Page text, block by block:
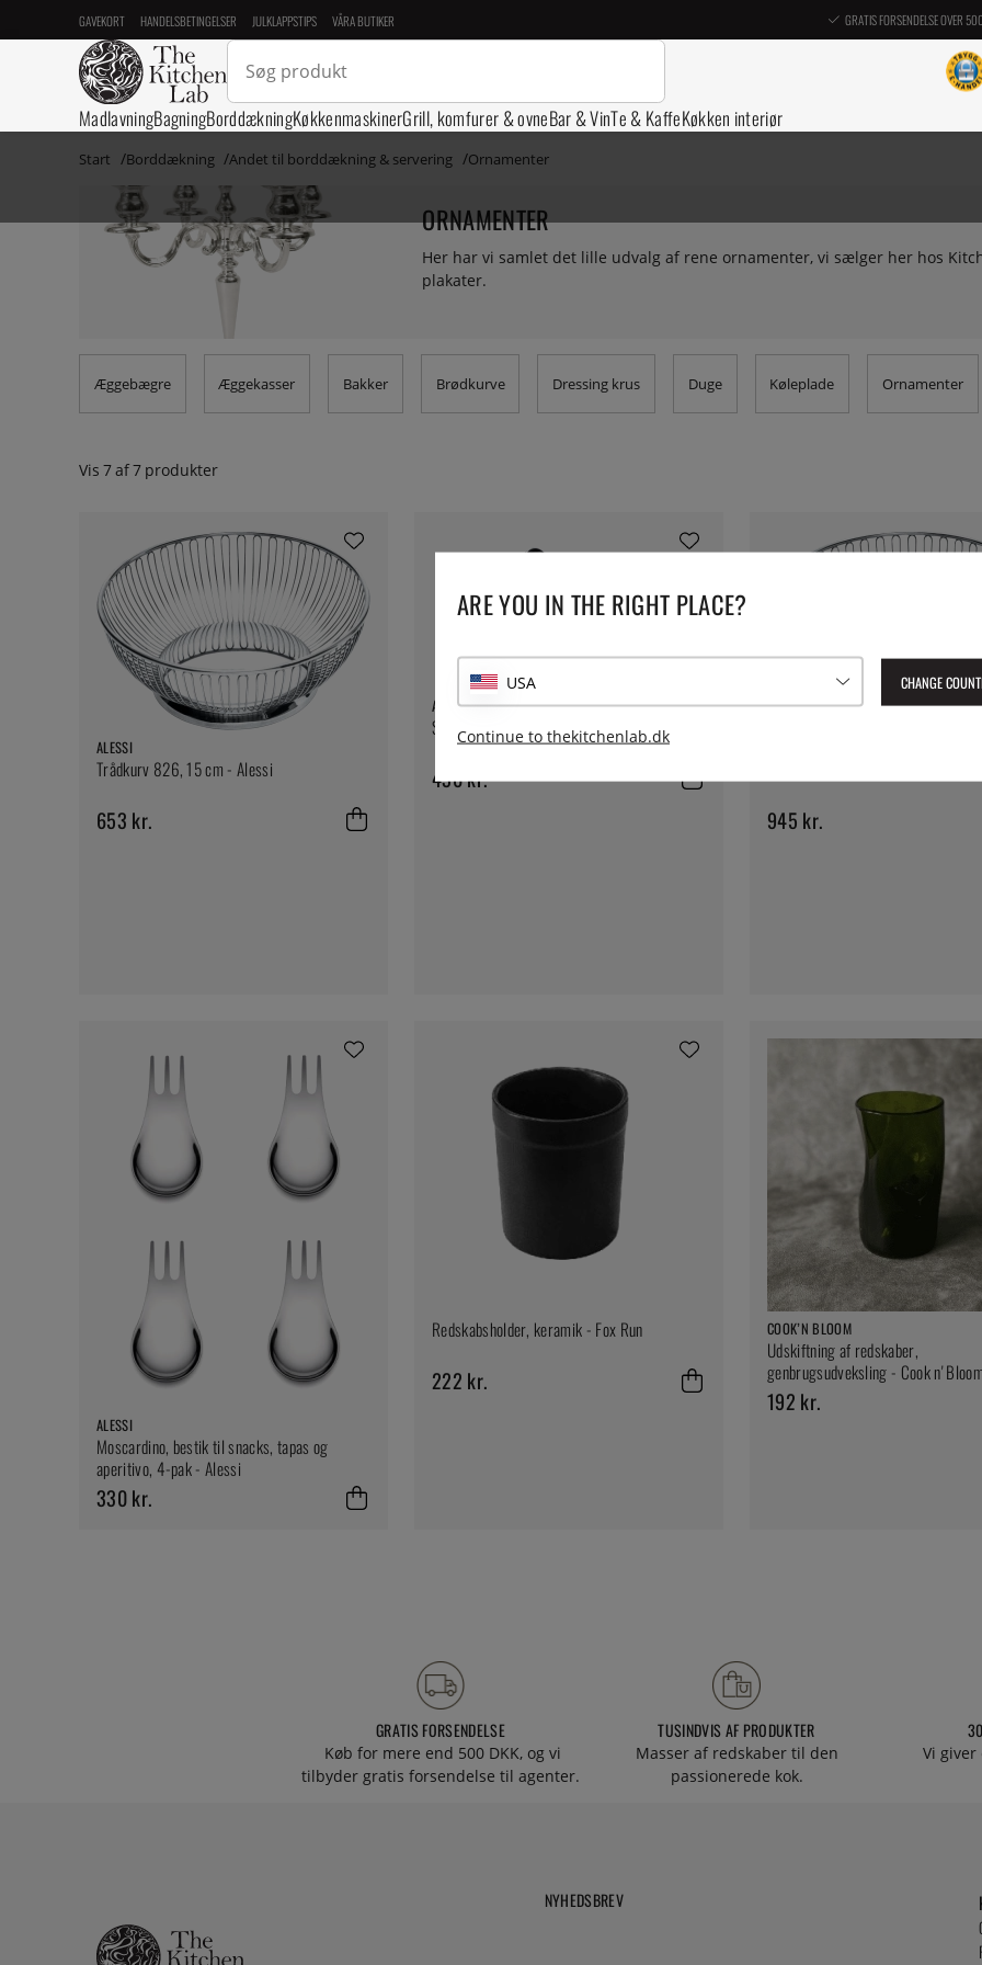
GAVEKORT HANDELSBETINGELSER JULKLAPPSTIPS VÅRA BUTIKER GRATIS FORSENDELSE OVER
MadlavningBagningBorddækningKøkkenmaskinerGrill, komfurer & ovneBar & VinTe & KaffeKøkken interiør
Start Borddækning Andet til borddækning & servering Ornamenter
ORNAMENTER
Her har vi samlet det lille udvalg af rene ornamenter, vi sælger her hos
plakater.
Æggebægre Æggekasser Bakker Brødkurve Dressing krus Duge Køleplade Ornamenter
Vis 7af7 produkter
ALESSI
Trådkurv 826, 15 cm - Alessi
653 kr.
ALESSI
Skeholder T -1000 - Alessi
430 kr.
945 kr.
ALESSI
Moscardino, bestik til snacks, tapas og
aperitivo, 4-pak - Alessi
330 kr.
Redskabsholder, keramik - Fox Run
222 kr.
COOK’N BLOOM
Udskiftning af redskaber,
genbrugsudveksling - Cook n'
192 kr.
GRATIS FORSENDELSE
Køb for mere end 500 DKK, og vi
tilbyder gratis forsendelse til agenter.
TUSINDVIS AF PRODUKTER
Masser af redskaber til den
passionerede kok.
Vi
NYHEDSBREV
ARE YOU IN THE RIGHT PLACE?
USA CHANGE
Continue to thekitchenlab.dk